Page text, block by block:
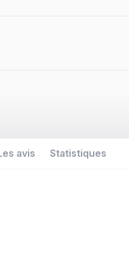
avis Statistiques